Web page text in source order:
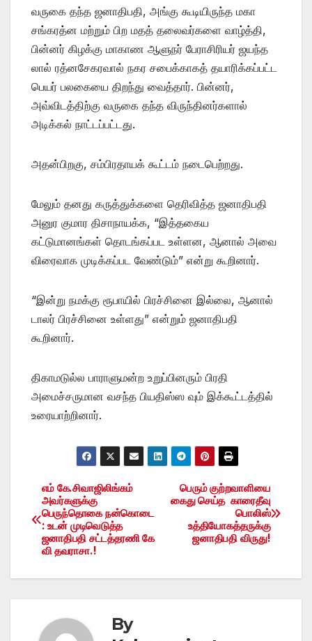
வருகை தந்த ஜனாதிபதி, அங்கு கூடியிருந்த மகா
சங்கரத்ன மற்றும் பிற மதத் தலைவர்களை வாழ்த்தி,
பின்னர் கிழக்கு மாகாண ஆளுநர் பேராசிரியர் ஜயந்த
லால் ரத்னசேகரவால் நகர சபைக்காகத் தயாரிக்கப்பட்ட
பெயர் பலகையை திறந்து வைத்தார். பின்னர்,
அவ்விடத்திற்கு வருகை தந்த விருந்தினர்களால்
அடிக்கல் நாட்டப்பட்டது.
அதன்பிறகு, சம்பிரதாயக் கூட்டம் நடைபெற்றது.
மேலும் தனது கருத்துக்களை தெரிவித்த ஜனாதிபதி
அனுர குமார திசாநாயக்க, “இத்தகைய
கட்டுமானங்கள் தொடங்கப்பட உள்ளன, ஆனால் அவை
விரைவாக முடிக்கப்பட வேண்டும்” என்று கூறினார்.
“இன்று நமக்கு ரூபாயில் பிரச்சினை இல்லை, ஆனால்
டாலர் பிரச்சினை உள்ளது” என்றும் ஜனாதிபதி
கூறினார்.
திகாமடுல்ல பாராளுமன்ற உறுப்பினரும் பிரதி
அமைச்சருமான வசந்த பியதிஸ்ஸ வும் இக்கூட்டத்தில்
உரையாற்றினார்.
Post
navigation
பெரும் குற்றவாளியை
கைது செய்த காரைதீவு
பொலிஸ்
உத்தியோகத்தருக்கு
ஜனாதிபதி விருது!
எம் கே.சிவாஜிலிங்கம்
அவர்களுக்கு
பெருந்தொகை நன்கொடை
: உடன் முடிவெடுத்த
ஜனாதிபதி சட்டத்தரணி கே
வி தவராசா.!
By